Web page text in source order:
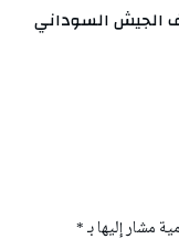
الجيش السوداني
مشار إليها بـ*